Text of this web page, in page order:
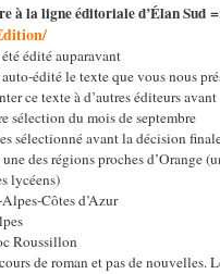
à la ligne éditoriale d’Élan Sud
édité auparavant
édité le texte que vous nous
ce texte à d’autres éditeurs avant
sélection du mois de septembre
sélectionné avant la décision
des régions proches d’Orange
lycéens)
Côtes d’Azur
Roussillon
de roman et pas de nouvelles.